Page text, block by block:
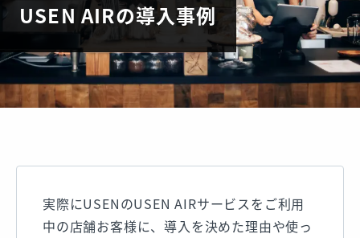
USEN AIRの導入事例
実際にUSENのUSEN AIRサービスをご利用
中の店舗お客様に、導入を決めた理由や使っ